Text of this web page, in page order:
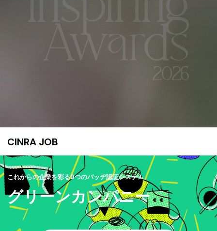
CINRA JOB
これからの企業を彩る9つのバッヂ認証システム
グリーンカンパニー